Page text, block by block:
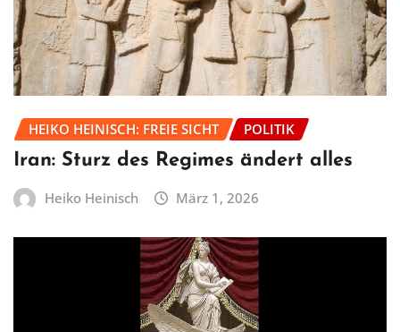
HEIKO HEINISCH: FREIE SICHT POLITIK
Iran: Sturz des Regimes ändert alles
Heiko Heinisch März 1, 2026